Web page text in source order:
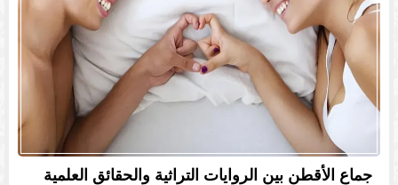
جماع الأقطن بين الروايات التراثية والحقائق العلمية